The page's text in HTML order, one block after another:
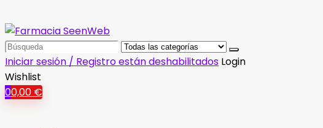
Search
for:
Iniciar sesión / Registro están deshabilitados Login
Wishlist
00,00 €